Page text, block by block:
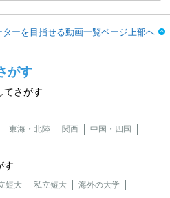
ーを目指せる動画一覧ページ上部へ
がす
てさがす
東海・北陸 関西
中国・四国
す
短大 私立短大
海外の大学